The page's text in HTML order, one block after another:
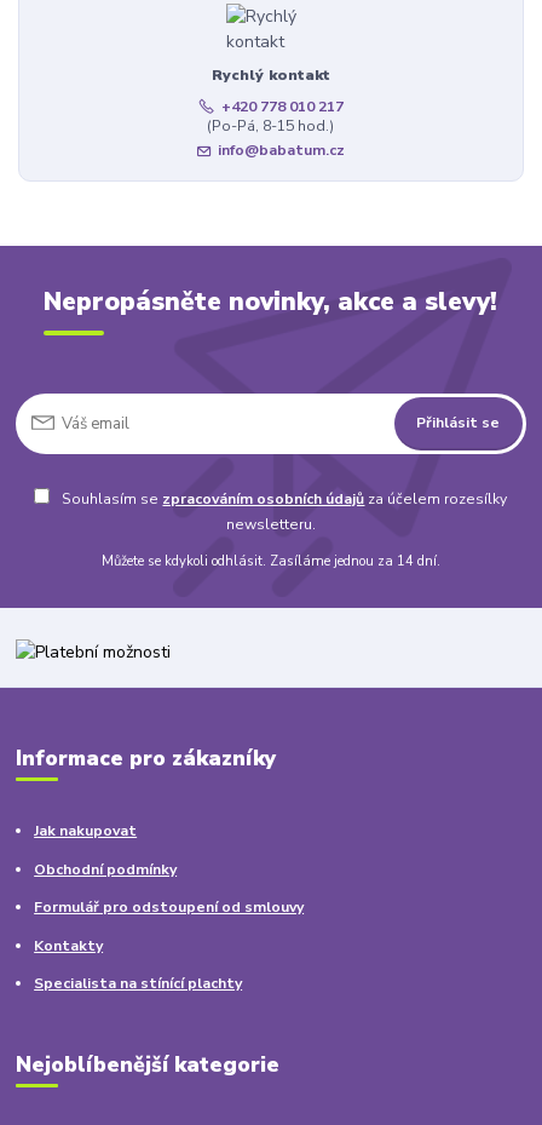
Rychlý kontakt
+420 778 010 217
(Po-Pá, 8-15 hod.)
info@babatum.cz
Nepropásněte novinky, akce a slevy!
Přihlásit se
Souhlasím se zpracováním osobních údajů za účelem rozesílky
newsletteru.
Můžete se kdykoli odhlásit. Zasíláme jednou za 14 dní.
Informace pro zákazníky
Jak nakupovat
Obchodní podmínky
Formulář pro odstoupení od smlouvy
Kontakty
Specialista na stínící plachty
Nejoblíbenější kategorie